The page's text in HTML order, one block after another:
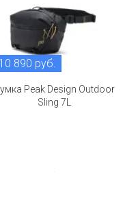
10 890 руб.
Peak Design Outdoor
Sling 7L